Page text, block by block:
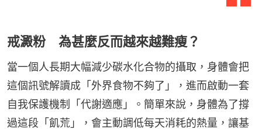
戒澱粉 為甚麼反而越來越難瘦？
當一個人長期大幅減少碳水化合物的攝取，身體會把
這個訊號解讀成「外界食物不夠了」，進而啟動一套
自我保護機制「代謝適應」。簡單來說，身體為了撐
過這段「飢荒」，會主動調低每天消耗的熱量，讓基